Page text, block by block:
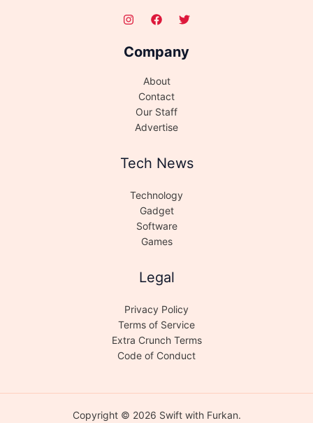
Company
About
Contact
Our Staff
Advertise
Tech News
Technology
Gadget
Software
Games
Legal
Privacy Policy
Terms of Service
Extra Crunch Terms
Code of Conduct
Copyright © 2026 Swift with Furkan.